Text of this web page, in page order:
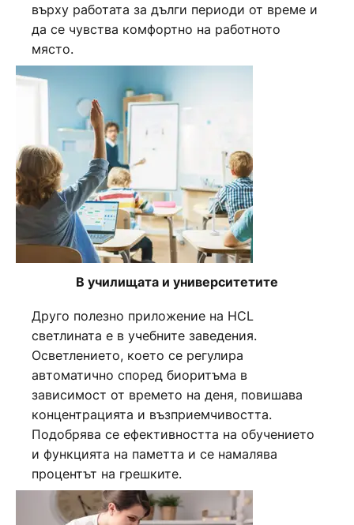
върху работата за дълги периоди от време и
да се чувства комфортно на работното
място.
В училищата и университетите
Друго полезно приложение на HCL
светлината е в учебните заведения.
Осветлението, което се регулира
автоматично според биоритъма в
зависимост от времето на деня, повишава
концентрацията и възприемчивостта.
Подобрява се ефективността на обучението
и функцията на паметта и се намалява
процентът на грешките.